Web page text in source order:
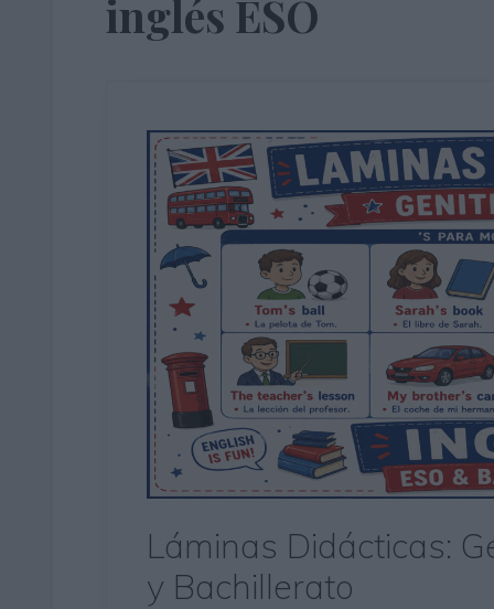
inglés ESO
Láminas Didácticas:
y Bachillerato